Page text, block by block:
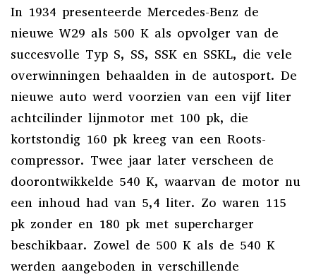
In 1934 presenteerde Mercedes-Benz de
nieuwe W29 als 500 K als opvolger van de
succesvolle Typ S, SS, SSK en SSKL, die vele
overwinningen behaalden in de autosport. De
nieuwe auto werd voorzien van een vijf liter
achtcilinder lijnmotor met 100 pk, die
kortstondig 160 pk kreeg van een Roots-
compressor. Twee jaar later verscheen de
doorontwikkelde 540 K, waarvan de motor nu
een inhoud had van 5,4 liter. Zo waren 115
pk zonder en 180 pk met supercharger
beschikbaar. Zowel de 500 K als de 540 K
werden aangeboden in verschillende